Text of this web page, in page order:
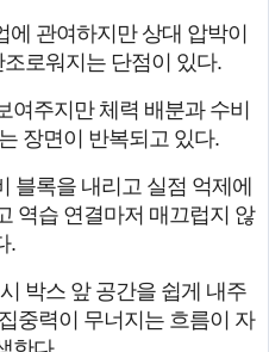
관여하지만 상대 압박이
로워지는 단점이 있다.
여주지만 체력 배분과 수비
장면이 반복되고 있다.
블록을 내리고 실점 억제에
역습 연결마저 매끄럽지 않
.
박스 앞 공간을 쉽게 내주
중력이 무너지는 흐름이 자